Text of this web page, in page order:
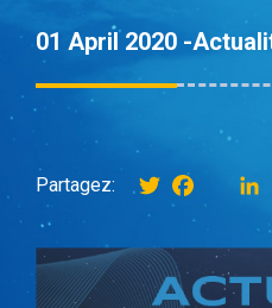
01 April 2020 -
Partagez: TwitterFacebook